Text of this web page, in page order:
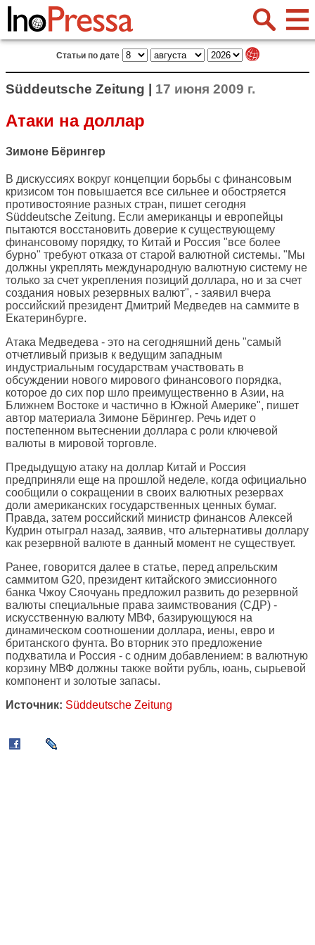
Статьи по дате
Süddeutsche Zeitung | 17 июня 2009 г.
Атаки на доллар
Зимоне Бёрингер
В дискуссиях вокруг концепции борьбы с финансовым
кризисом тон повышается все сильнее и обостряется
противостояние разных стран, пишет сегодня
Süddeutsche Zeitung. Если американцы и европейцы
пытаются восстановить доверие к существующему
финансовому порядку, то Китай и Россия "все более
бурно" требуют отказа от старой валютной системы. "Мы
должны укреплять международную валютную систему не
только за счет укрепления позиций доллара, но и за счет
создания новых резервных валют", - заявил вчера
российский президент Дмитрий Медведев на саммите в
Екатеринбурге.
Атака Медведева - это на сегодняшний день "самый
отчетливый призыв к ведущим западным
индустриальным государствам участвовать в
обсуждении нового мирового финансового порядка,
которое до сих пор шло преимущественно в Азии, на
Ближнем Востоке и частично в Южной Америке", пишет
автор материала Зимоне Бёрингер. Речь идет о
постепенном вытеснении доллара с роли ключевой
валюты в мировой торговле.
Предыдущую атаку на доллар Китай и Россия
предприняли еще на прошлой неделе, когда официально
сообщили о сокращении в своих валютных резервах
доли американских государственных ценных бумаг.
Правда, затем российский министр финансов Алексей
Кудрин отыграл назад, заявив, что альтернативы доллару
как резервной валюте в данный момент не существует.
Ранее, говорится далее в статье, перед апрельским
саммитом G20, президент китайского эмиссионного
банка Чжоу Сяочуань предложил развить до резервной
валюты специальные права заимствования (СДР) -
искусственную валюту МВФ, базирующуюся на
динамическом соотношении доллара, иены, евро и
британского фунта. Во вторник это предложение
подхватила и Россия - с одним добавлением: в валютную
корзину МВФ должны также войти рубль, юань, сырьевой
компонент и золотые запасы.
Источник: Süddeutsche Zeitung